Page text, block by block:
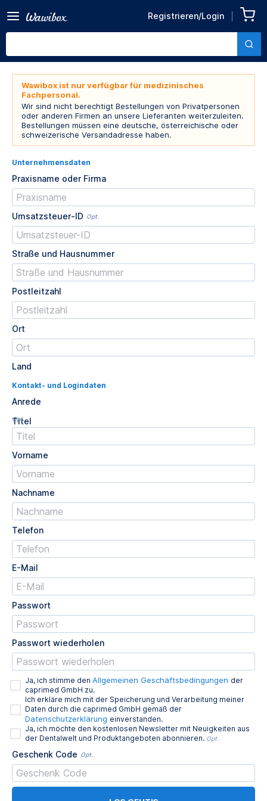
Registrieren/Login
Wawibox ist nur verfügbar für medizinisches
Fachpersonal.
Wir sind nicht berechtigt Bestellungen von Privatpersonen
oder anderen Firmen an unsere Lieferanten weiterzuleiten.
Bestellungen müssen eine deutsche, österreichische oder
schweizerische Versandadresse haben.
Unternehmensdaten
Praxisname oder Firma
Umsatzsteuer-ID Opt.
Straße und Hausnummer
Postleitzahl
Ort
Land
Kontakt- und Logindaten
Anrede
Titel
Opt.
Vorname
Nachname
Telefon
E-Mail
Passwort
Passwort wiederholen
Ja, ich stimme den Allgemeinen Geschäftsbedingungen der
caprimed GmbH zu.
Ich erkläre mich mit der Speicherung und Verarbeitung meiner
Daten durch die caprimed GmbH gemäß der
Datenschutzerklärung einverstanden.
Ja, ich möchte den kostenlosen Newsletter mit Neuigkeiten aus
der Dentalwelt und Produktangeboten abonnieren. Opt.
Geschenk Code Opt.